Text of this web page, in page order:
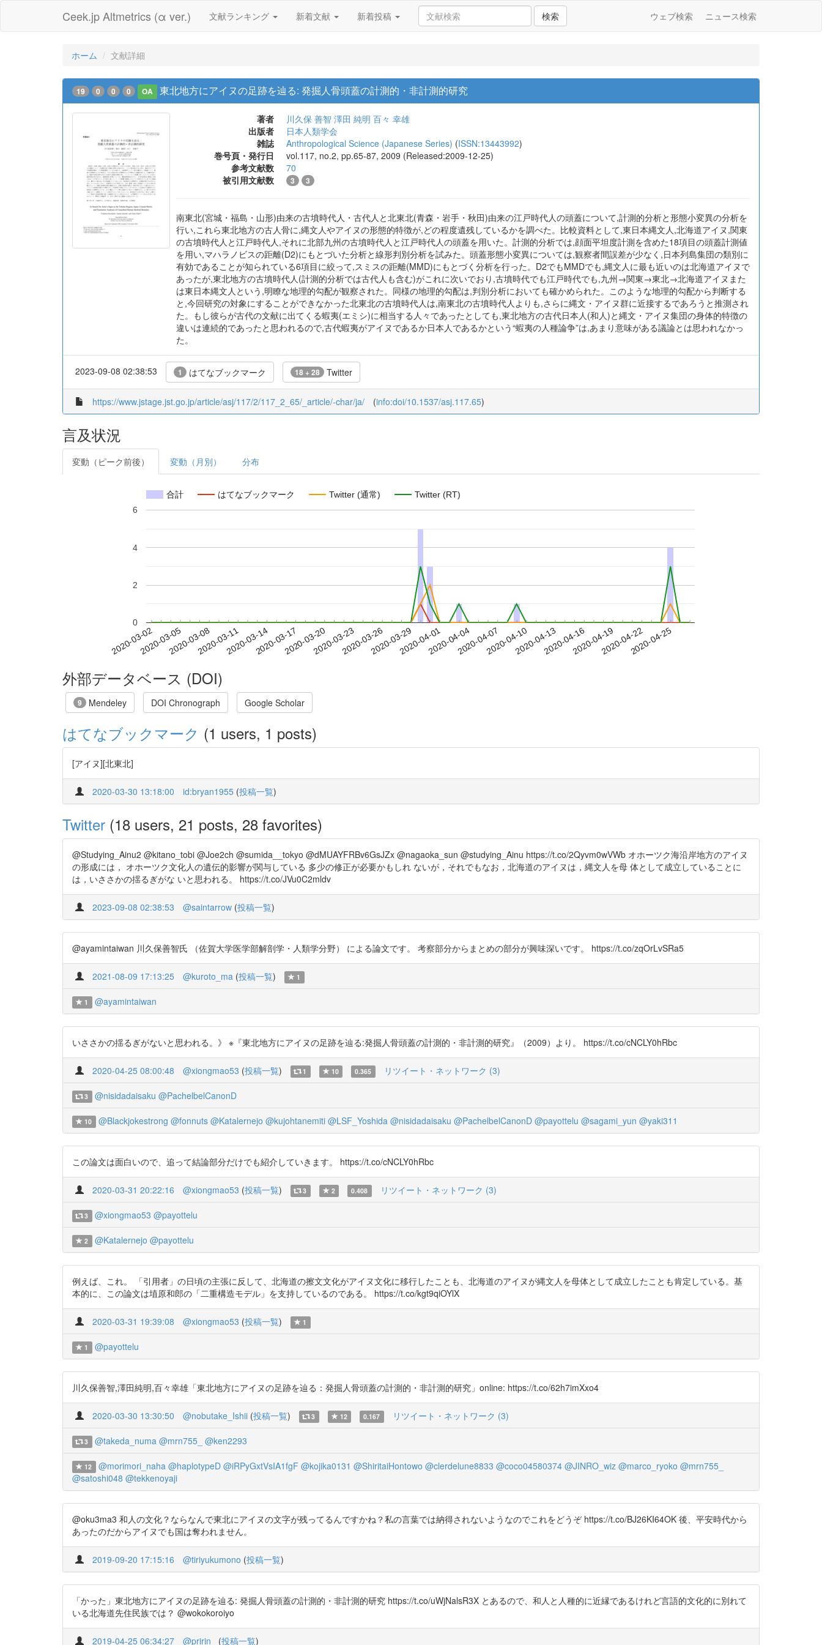
Ceek.jp Altmetrics (α ver.) 文献ランキング 新着文献 新着投稿 検索 ウェブ検索 ニュース検索
ホーム 文献詳細
19 0 0 0 OA 東北地方にアイヌの足跡を辿る: 発掘人骨頭蓋の計測的・非計測的研究
著者 川久保 善智 澤田 純明 百々 幸雄
出版者
日本人類学会
雑誌
Anthropological Science (Japanese Series) (ISSN:13443992)
巻号頁・発行日
vol.117, no.2, pp.65-87, 2009 (Released:2009-12-25)
参考文献数
70
被引用文献数
3 3
南東北(宮城・福島・山形)由来の古墳時代人・古代人と北東北(青森・岩手・秋田)由来の江戸時代人の頭蓋について,計測的分析と形態小変異の分析を
行い,これら東北地方の古人骨に,縄文人やアイヌの形態的特徴が,どの程度遺残しているかを調べた。比較資料として,東日本縄文人,北海道アイヌ,関東
の古墳時代人と江戸時代人,それに北部九州の古墳時代人と江戸時代人の頭蓋を用いた。計測的分析では,顔面平坦度計測を含めた18項目の頭蓋計測値
を用い,マハラノビスの距離(D2)にもとづいた分析と線形判別分析を試みた。頭蓋形態小変異については,観察者間誤差が少なく,日本列島集団の類別に
有効であることが知られている6項目に絞って,スミスの距離(MMD)にもとづく分析を行った。D2でもMMDでも,縄文人に最も近いのは北海道アイヌで
あったが,東北地方の古墳時代人(計測的分析では古代人も含む)がこれに次いでおり,古墳時代でも江戸時代でも,九州→関東→東北→北海道アイヌまた
は東日本縄文人という,明瞭な地理的勾配が観察された。同様の地理的勾配は,判別分析においても確かめられた。このような地理的勾配から判断する
と,今回研究の対象にすることができなかった北東北の古墳時代人は,南東北の古墳時代人よりも,さらに縄文・アイヌ群に近接するであろうと推測され
た。もし彼らが古代の文献に出てくる蝦夷(エミシ)に相当する人々であったとしても,東北地方の古代日本人(和人)と縄文・アイヌ集団の身体的特徴の
違いは連続的であったと思われるので,古代蝦夷がアイヌであるか日本人であるかという“蝦夷の人種論争”は,あまり意味がある議論とは思われなかっ
た。
2023-09-08 02:38:53 1 はてなブックマーク 18 + 28 Twitter
https://www.jstage.jst.go.jp/article/asj/117/2/117_2_65/_article/-char/ja/ (info:doi/10.1537/asj.117.65)
言及状況
変動（ピーク前後） 変動（月別） 分布
合計 はてなブックマーク Twitter (通常) Twitter (RT)
2020-03-022020-03-052020-03-082020-03-112020-03-142020-03-172020-03-202020-03-232020-03-262020-03-292020-04-012020-04-042020-04-072020-04-102020-04-132020-04-162020-04-192020-04-222020-04-25
0
2
4
6
外部データベース (DOI)
9 Mendeley DOI Chronograph Google Scholar
はてなブックマーク (1 users, 1 posts)
[アイヌ][北東北]
2020-03-30 13:18:00 id:bryan1955 (投稿一覧)
Twitter (18 users, 21 posts, 28 favorites)
@Studying_Ainu2 @kitano_tobi @Joe2ch @sumida__tokyo @dMUAYFRBv6GsJZx @nagaoka_sun @studying_Ainu https://t.co/2Qyvm0wVWb オホーツク海沿岸地方のアイヌ
の形成には， オホーツク文化人の遺伝的影響が関与している 多少の修正が必要かもしれ ないが，それでもなお，北海道のアイヌは，縄文人を母 体として成立していることに
は，いささかの揺るぎがな いと思われる。 https://t.co/JVu0C2mldv
2023-09-08 02:38:53 @saintarrow (投稿一覧)
@ayamintaiwan 川久保善智氏 （佐賀大学医学部解剖学・人類学分野） による論文です。 考察部分からまとめの部分が興味深いです。 https://t.co/zqOrLvSRa5
2021-08-09 17:13:25 @kuroto_ma (投稿一覧) 1
1 @ayamintaiwan
いささかの揺るぎがないと思われる。》 ※『東北地方にアイヌの足跡を辿る:発掘人骨頭蓋の計測的・非計測的研究』（2009）より。 https://t.co/cNCLY0hRbc
2020-04-25 08:00:48 @xiongmao53 (投稿一覧) 1 10 0.365 リツイート・ネットワーク (3)
3 @nisidadaisaku @PachelbelCanonD
10 @Blackjokestrong @fonnuts @Katalernejo @kujohtanemiti @LSF_Yoshida @nisidadaisaku @PachelbelCanonD @payottelu @sagami_yun @yaki311
この論文は面白いので、追って結論部分だけでも紹介していきます。 https://t.co/cNCLY0hRbc
2020-03-31 20:22:16 @xiongmao53 (投稿一覧) 3 2 0.408 リツイート・ネットワーク (3)
3 @xiongmao53 @payottelu
2 @Katalernejo @payottelu
例えば、これ。 「引用者」の日頃の主張に反して、北海道の擦文文化がアイヌ文化に移行したことも、北海道のアイヌが縄文人を母体として成立したことも肯定している。基
本的に、この論文は埴原和郎の「二重構造モデル」を支持しているのである。 https://t.co/kgt9qiOYlX
2020-03-31 19:39:08 @xiongmao53 (投稿一覧) 1
1 @payottelu
川久保善智,澤田純明,百々幸雄「東北地方にアイヌの足跡を辿る：発掘人骨頭蓋の計測的・非計測的研究」online: https://t.co/62h7imXxo4
2020-03-30 13:30:50 @nobutake_Ishii (投稿一覧) 3 12 0.167 リツイート・ネットワーク (3)
3 @takeda_numa @mrn755_ @ken2293
12 @morimori_naha @haplotypeD @iRPyGxtVsIA1fgF @kojika0131 @ShiritaiHontowo @clerdelune8833 @coco04580374 @JINRO_wiz @marco_ryoko @mrn755_
@satoshi048 @tekkenoyaji
@oku3ma3 和人の文化？ならなんで東北にアイヌの文字が残ってるんですかね？私の言葉では納得されないようなのでこれをどうぞ https://t.co/BJ26KI64OK 後、平安時代から
あったのだからアイヌでも国は奪われません。
2019-09-20 17:15:16 @tiriyukumono (投稿一覧)
「かった」東北地方にアイヌの足跡を辿る: 発掘人骨頭蓋の計測的・非計測的研究 https://t.co/uWjNalsR3X とあるので、和人と人種的に近縁であるけれど言語的文化的に別れて
いる北海道先住民族では？ @wokokoroiyo
2019-04-25 06:34:27 @pririn_ (投稿一覧)